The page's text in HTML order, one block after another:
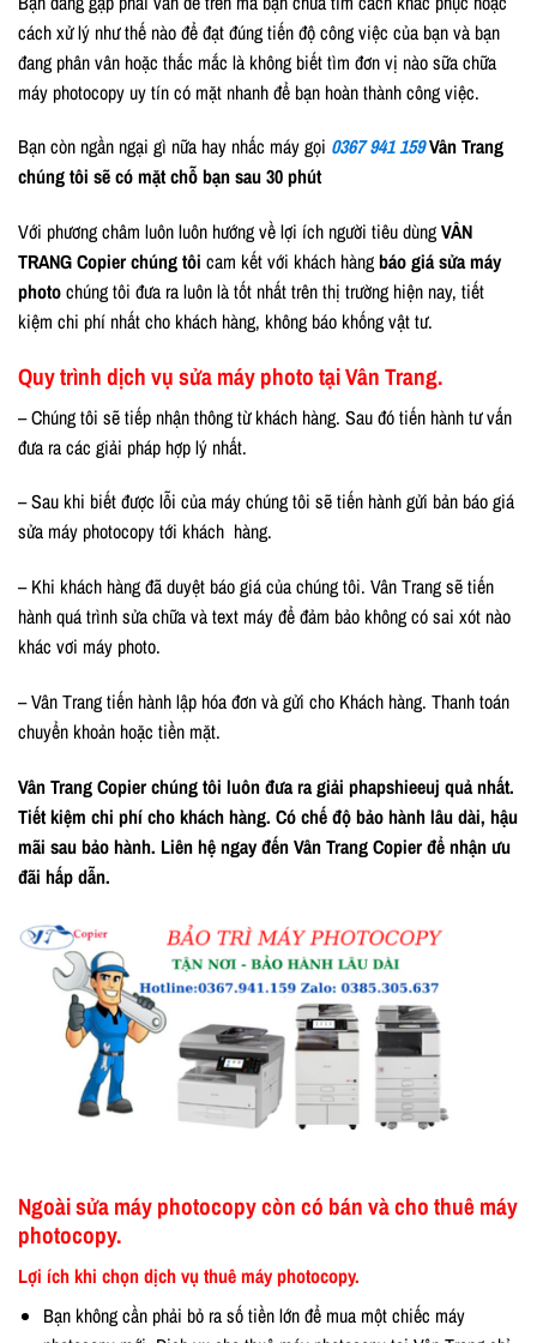
cách xử lý như thế nào để đạt đúng tiến độ công việc của bạn và bạn
đang phân vân hoặc thắc mắc là không biết tìm đơn vị nào sữa chữa
máy photocopy uy tín có mặt nhanh để bạn hoàn thành công việc.
Bạn còn ngần ngại gì nữa hay nhấc máy gọi 0367 941 159Vân Trang
chúng tôi sẽ có mặt chỗ bạn sau 30 phút
Với phương châm luôn luôn hướng về lợi ích người tiêu dùngVÂN
TRANG Copier chúng tôi cam kết với khách hàngbáo giá sửa máy
photochúng tôi đưa ra luôn là tốt nhất trên thị trường hiện nay, tiết
kiệm chi phí nhất cho khách hàng, không báo khống vật tư.
Quy trình dịch vụ sửa máy photo tại Vân Trang.
– Chúng tôi sẽ tiếp nhận thông từ khách hàng. Sau đó tiến hành tư vấn
đưa ra các giải pháp hợp lý nhất.
– Sau khi biết được lỗi của máy chúng tôi sẽ tiến hành gửi bản báo giá
sửa máy photocopy tới khách hàng.
– Khi khách hàng đã duyệt báo giá của chúng tôi. Vân Trang sẽ tiến
hành quá trình sửa chữa và text máy để đảm bảo không có sai xót nào
khác vơi máy photo.
– Vân Trang tiến hành lập hóa đơn và gửi cho Khách hàng. Thanh toán
chuyển khoản hoặc tiền mặt.
Vân Trang Copier chúng tôi luôn đưa ra giải phapshieeuj quả nhất.
Tiết kiệm chi phí cho khách hàng. Có chế độ bảo hành lâu dài, hậu
mãi sau bảo hành. Liên hệ ngay đến Vân Trang Copier để nhận ưu
đãi hấp dẫn.
Ngoài sửa máy photocopy còn có bán và cho thuê máy
photocopy.
Lợi ích khi chọn dịch vụ thuê máy photocopy.
Bạn không cần phải bỏ ra số tiền lớn để mua một chiếc máy